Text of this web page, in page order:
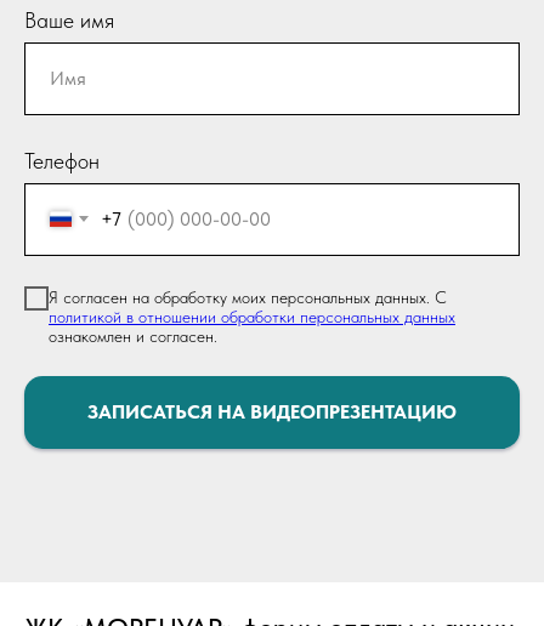
Ваше имя
Телефон
+7
Я согласен на обработку моих персональных данных. С
политикой в отношении обработки персональных данных
ознакомлен и согласен.
ЗАПИСАТЬСЯ НА ВИДЕОПРЕЗЕНТАЦИЮ